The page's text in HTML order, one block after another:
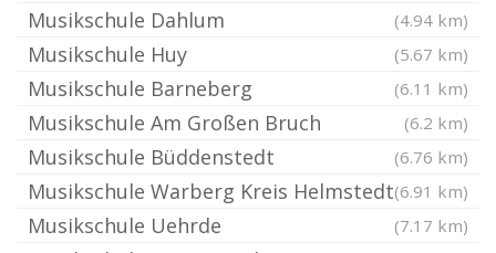
Musikschule Dahlum (4.94 km)
Musikschule Huy (5.67 km)
Musikschule Barneberg (6.11 km)
Musikschule Am Großen Bruch (6.2 km)
Musikschule Büddenstedt (6.76 km)
Musikschule Warberg Kreis Helmstedt(6.91 km)
Musikschule Uehrde (7.17 km)